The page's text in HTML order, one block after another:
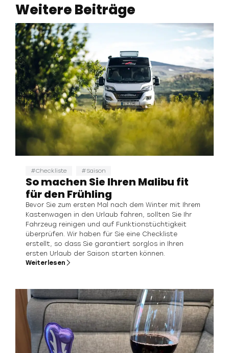
Weitere Beiträge
Checkliste Saison
So machen Sie Ihren Malibu fit
für den Frühling
Bevor Sie zum ersten Mal nach dem Winter mit Ihrem
Kastenwagen in den Urlaub fahren, sollten Sie Ihr
Fahrzeug reinigen und auf Funktionstüchtigkeit
überprüfen. Wir haben für Sie eine Checkliste
erstellt, so dass Sie garantiert sorglos in Ihren
ersten Urlaub der Saison starten können.
Weiterlesen